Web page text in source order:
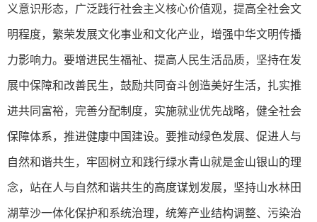
义意识形态，广泛践行社会主义核心价值观，提高全社会文
明程度，繁荣发展文化事业和文化产业，增强中华文明传播
力影响力。要增进民生福祉、提高人民生活品质，坚持在发
展中保障和改善民生，鼓励共同奋斗创造美好生活，扎实推
进共同富裕，完善分配制度，实施就业优先战略，健全社会
保障体系，推进健康中国建设。要推动绿色发展、促进人与
自然和谐共生，牢固树立和践行绿水青山就是金山银山的理
念，站在人与自然和谐共生的高度谋划发展，坚持山水林田
湖草沙一体化保护和系统治理，统筹产业结构调整、污染治